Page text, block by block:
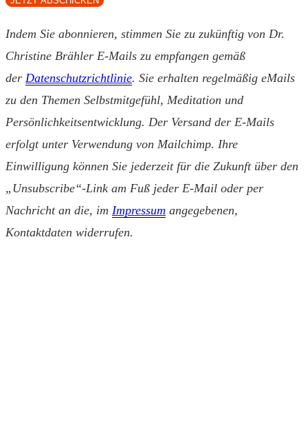
Indem Sie abonnieren, stimmen Sie zu zukünftig von Dr.
Christine Brähler E-Mails zu empfangen gemäß
der Datenschutzrichtlinie. Sie erhalten regelmäßig eMails
zu den Themen Selbstmitgefühl, Meditation und
Persönlichkeitsentwicklung. Der Versand der E-Mails
erfolgt unter Verwendung von Mailchimp. Ihre
Einwilligung können Sie jederzeit für die Zukunft über den
„Unsubscribe“-Link am Fuß jeder E-Mail oder per
Nachricht an die, im Impressum angegebenen,
Kontaktdaten widerrufen.